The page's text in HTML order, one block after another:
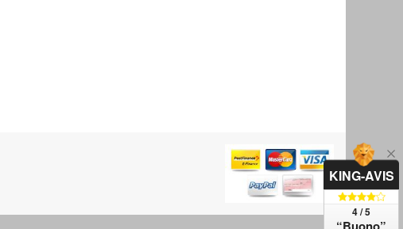
KING-AVIS
4 / 5